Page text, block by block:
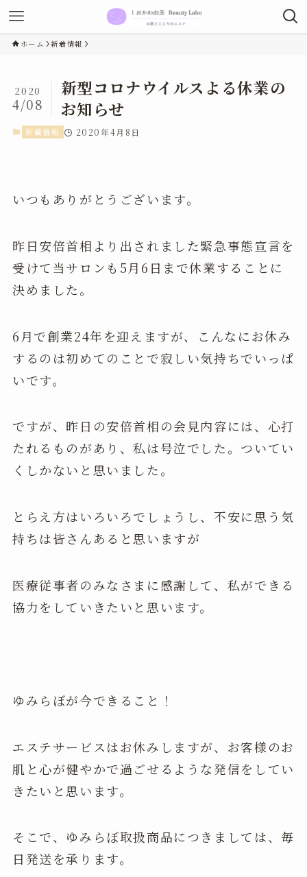
ホーム 新着情報
新型コロナウイルスよる休業の
お知らせ
2020
4/08
新着情報 2020年4月8日
いつもありがとうございます。
昨日安倍首相より出されました緊急事態宣言を
受けて当サロンも5月6日まで休業することに
決めました。
6月で創業24年を迎えますが、こんなにお休み
するのは初めてのことで寂しい気持ちでいっぱ
いです。
ですが、昨日の安倍首相の会見内容には、心打
たれるものがあり、私は号泣でした。ついてい
くしかないと思いました。
とらえ方はいろいろでしょうし、不安に思う気
持ちは皆さんあると思いますが
医療従事者のみなさまに感謝して、私ができる
協力をしていきたいと思います。
ゆみらぼが今できること！
エステサービスはお休みしますが、お客様のお
肌と心が健やかで過ごせるような発信をしてい
きたいと思います。
そこで、ゆみらぼ取扱商品につきましては、毎
日発送を承ります。